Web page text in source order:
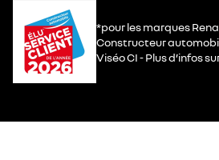
*pour les marques
Constructeur
Viséo CI - Plus d’infos